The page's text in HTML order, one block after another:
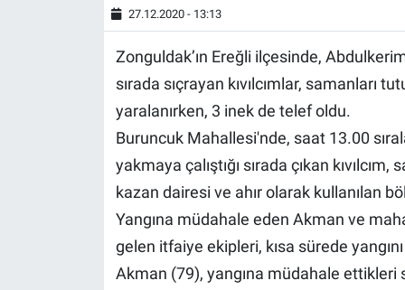
27.12.2020 - 13:13
Zonguldak’ın Ereğli ilçesinde,
sırada sıçrayan kıvılcımlar, samanları
yaralanırken, 3 inek de telef oldu.
Buruncuk Mahallesi'nde, saat 13.00
yakmaya çalıştığı sırada çıkan
kazan dairesi ve ahır olarak kullanılan
Yangına müdahale eden Akman ve
gelen itfaiye ekipleri, kısa sürede
Akman (79), yangına müdahale ettikleri